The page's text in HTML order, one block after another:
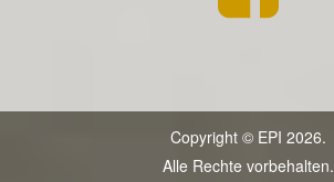
Copyright © EPI 2026.
Alle Rechte vorbehalten.